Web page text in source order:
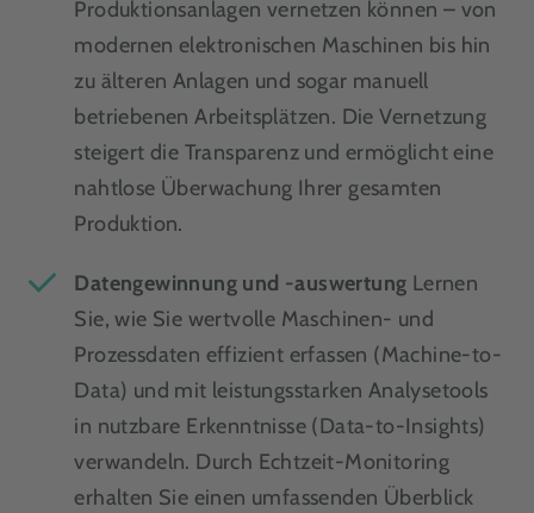
Produktionsanlagen vernetzen können – von
modernen elektronischen Maschinen bis hin
zu älteren Anlagen und sogar manuell
betriebenen Arbeitsplätzen. Die Vernetzung
steigert die Transparenz und ermöglicht eine
nahtlose Überwachung Ihrer gesamten
Produktion.
Datengewinnung und -auswertung Lernen
Sie, wie Sie wertvolle Maschinen- und
Prozessdaten effizient erfassen (Machine-to-
Data) und mit leistungsstarken Analysetools
in nutzbare Erkenntnisse (Data-to-Insights)
verwandeln. Durch Echtzeit-Monitoring
erhalten Sie einen umfassenden Überblick